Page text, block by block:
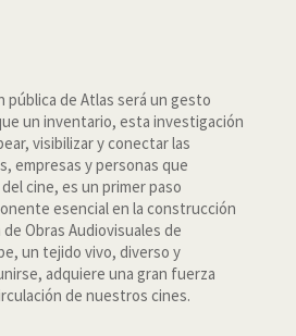
pública de Atlas será un gesto
un inventario, esta investigación
visibilizar y conectar las
empresas y personas que
cine, es un primer paso
esencial en la construcción
Obras Audiovisuales de
un tejido vivo, diverso y
adquiere una gran fuerza
de nuestros cines.